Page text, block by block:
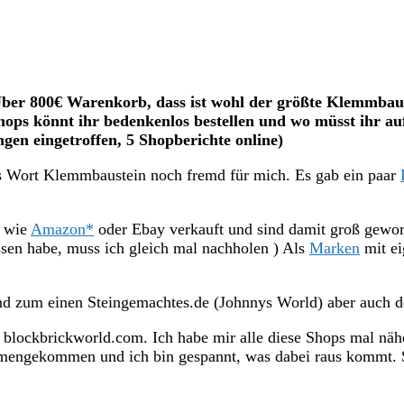
800€ Warenkorb, dass ist wohl der größte
könnt ihr bedenkenlos bestellen und wo müsst ihr
eingetroffen, 5 Shopberichte online)
Wort Klemmbaustein noch fremd für mich. Es gab ein paar
wie Amazon* oder Ebay verkauft und sind damit groß
habe, muss ich gleich mal nachholen ) Als Marken mit
zum einen Steingemachtes.de (Johnnys World) aber auch
Ich habe mir alle diese Shops mal
und ich bin gespannt, was dabei raus